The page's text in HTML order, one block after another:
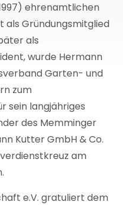
ehrenamtlichen
als Gründungsmitglied
als
wurde Hermann
Garten- und
zum
sein langjähriges
des Memminger
Kutter GmbH & Co.
am
e.V. gratuliert dem